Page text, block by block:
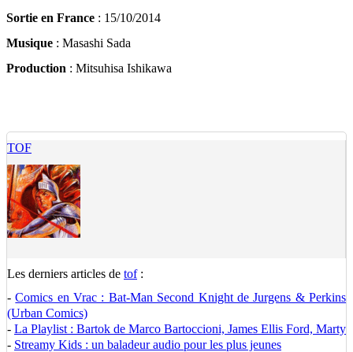
Sortie en France : 15/10/2014
Musique : Masashi Sada
Production : Mitsuhisa Ishikawa
TOF
Les derniers articles de tof:
-Comics en Vrac : Bat-Man Second Knight de Jurgens & Perkins
(Urban Comics)
- La Playlist : Bartok de Marco Bartoccioni, James Ellis Ford, Marty
- Streamy Kids : un baladeur audio pour les plus jeunes